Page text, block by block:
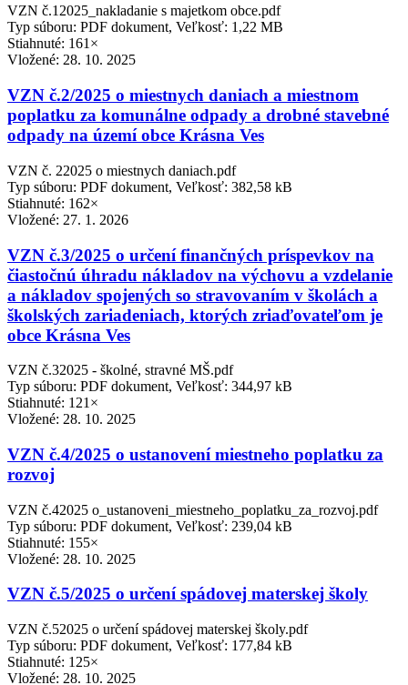
VZN č.12025_nakladanie s majetkom obce.pdf
Typ súboru: PDF dokument, Veľkosť: 1,22 MB
Stiahnuté: 161×
Vložené: 28. 10. 2025
VZN č.2/2025 o miestnych daniach a miestnom
poplatku za komunálne odpady a drobné stavebné
odpady na území obce Krásna Ves
VZN č. 22025 o miestnych daniach.pdf
Typ súboru: PDF dokument, Veľkosť: 382,58 kB
Stiahnuté: 162×
Vložené: 27. 1. 2026
VZN č.3/2025 o určení finančných príspevkov na
čiastočnú úhradu nákladov na výchovu a vzdelanie
a nákladov spojených so stravovaním v školách a
školských zariadeniach, ktorých zriaďovateľom je
obce Krásna Ves
VZN č.32025 - školné, stravné MŠ.pdf
Typ súboru: PDF dokument, Veľkosť: 344,97 kB
Stiahnuté: 121×
Vložené: 28. 10. 2025
VZN č.4/2025 o ustanovení miestneho poplatku za
rozvoj
VZN č.42025 o_ustanoveni_miestneho_poplatku_za_rozvoj.pdf
Typ súboru: PDF dokument, Veľkosť: 239,04 kB
Stiahnuté: 155×
Vložené: 28. 10. 2025
VZN č.5/2025 o určení spádovej materskej školy
VZN č.52025 o určení spádovej materskej školy.pdf
Typ súboru: PDF dokument, Veľkosť: 177,84 kB
Stiahnuté: 125×
Vložené: 28. 10. 2025